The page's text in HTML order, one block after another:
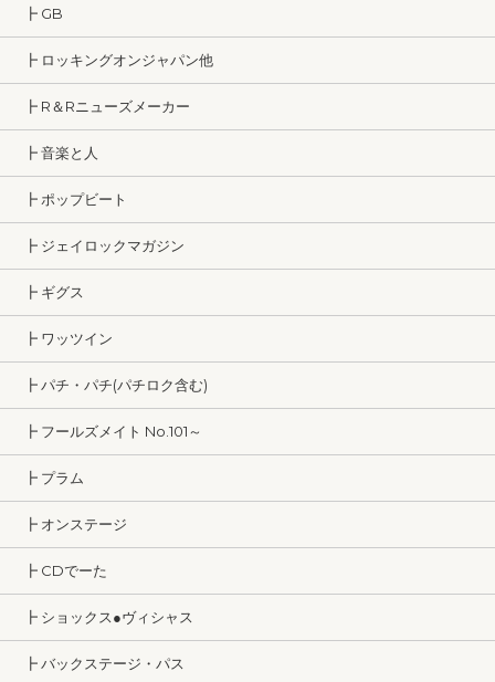
┣ GB
┣ ロッキングオンジャパン他
┣ R＆Rニューズメーカー
┣ 音楽と人
┣ ポップビート
┣ ジェイロックマガジン
┣ ギグス
┣ ワッツイン
┣ パチ・パチ(パチロク含む)
┣ フールズメイト No.101～
┣ プラム
┣ オンステージ
┣ CDでーた
┣ ショックス●ヴィシャス
┣ バックステージ・パス